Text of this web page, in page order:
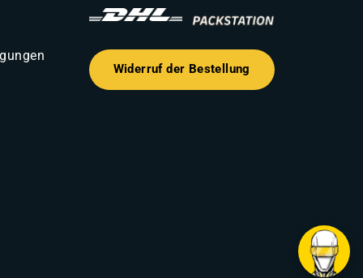
Widerruf der Bestellung